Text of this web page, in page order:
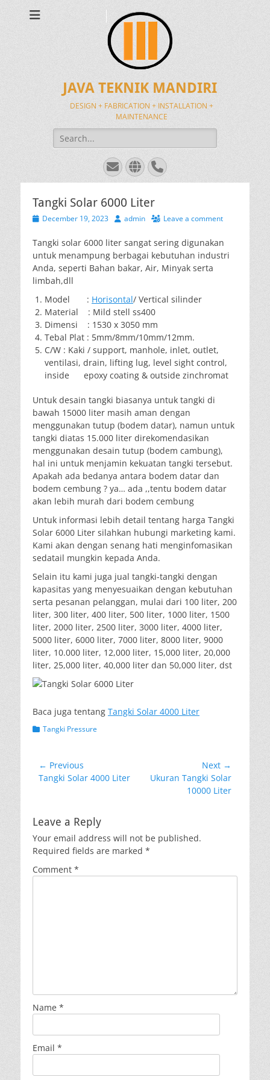
JAVA TEKNIK MANDIRI
DESIGN + FABRICATION + INSTALLATION +
MAINTENANCE
Search
for:
EmailWebsite
Phone
Tangki Solar 6000 Liter
PostedDecember 19, 2023 Author
admin Leave a comment
Tangki solar 6000 liter sangat sering digunakan
untuk menampung berbagai kebutuhan industri
Anda, seperti Bahan bakar, Air, Minyak serta
limbah,dll
Model : Horisontal/ Vertical silinder
Material : Mild stell ss400
Dimensi : 1530 x 3050 mm
Tebal Plat : 5mm/8mm/10mm/12mm.
C/W : Kaki / support, manhole, inlet, outlet,
ventilasi, drain, lifting lug, level sight control,
inside epoxy coating & outside zinchromat
Untuk desain tangki biasanya untuk tangki di
bawah 15000 liter masih aman dengan
menggunakan tutup (bodem datar), namun untuk
tangki diatas 15.000 liter direkomendasikan
menggunakan desain tutup (bodem cambung),
hal ini untuk menjamin kekuatan tangki tersebut.
Apakah ada bedanya antara bodem datar dan
bodem cembung ? ya… ada ,,tentu bodem datar
akan lebih murah dari bodem cembung
Untuk informasi lebih detail tentang harga Tangki
Solar 6000 Liter silahkan hubungi marketing kami.
Kami akan dengan senang hati menginfomasikan
sedatail mungkin kepada Anda.
Selain itu kami juga jual tangki-tangki dengan
kapasitas yang menyesuaikan dengan kebutuhan
serta pesanan pelanggan, mulai dari 100 liter, 200
liter, 300 liter, 400 liter, 500 liter, 1000 liter, 1500
liter, 2000 liter, 2500 liter, 3000 liter, 4000 liter,
5000 liter, 6000 liter, 7000 liter, 8000 liter, 9000
liter, 10.000 liter, 12,000 liter, 15,000 liter, 20,000
liter, 25,000 liter, 40,000 liter dan 50,000 liter, dst
Baca juga tentang Tangki Solar 4000 Liter
Categories
Tangki Pressure
Post
navigation
← Previous
Previous
Tangki Solar 4000 Liter
Next →
NextUkuran Tangki Solar
10000 Liter
Leave a Reply
Your email address will not be published.
Required fields are marked *
Comment *
Name *
Email *